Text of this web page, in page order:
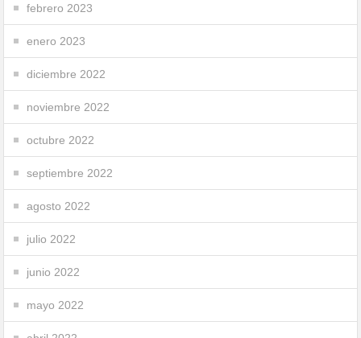
febrero 2023
enero 2023
diciembre 2022
noviembre 2022
octubre 2022
septiembre 2022
agosto 2022
julio 2022
junio 2022
mayo 2022